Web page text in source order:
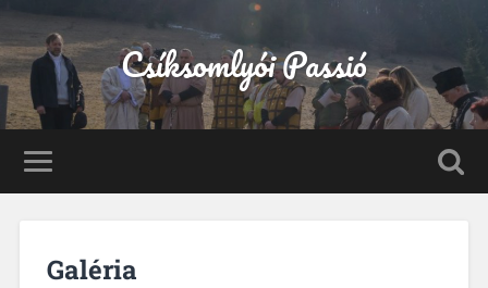
Csíksomlyói Passió
Galéria